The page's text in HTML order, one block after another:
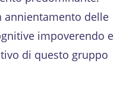
annientamento delle
impoverendo e
di questo gruppo